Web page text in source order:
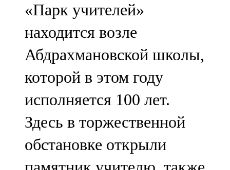
71,42 FM
Сарман
107,8 FM
Теләче
106,1 FM
Түбән Кама
102,6 FM
«Парк учителей»
находится возле
Абдрахмановской школы,
которой в этом году
исполняется 100 лет.
Здесь в торжественной
обстановке открыли